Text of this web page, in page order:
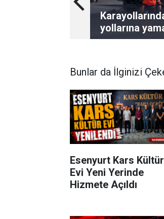
yollarına
Bunlar da İlginizi
Esenyurt Kars Kültür
Evi Yeni Yerinde
Hizmete Açıldı